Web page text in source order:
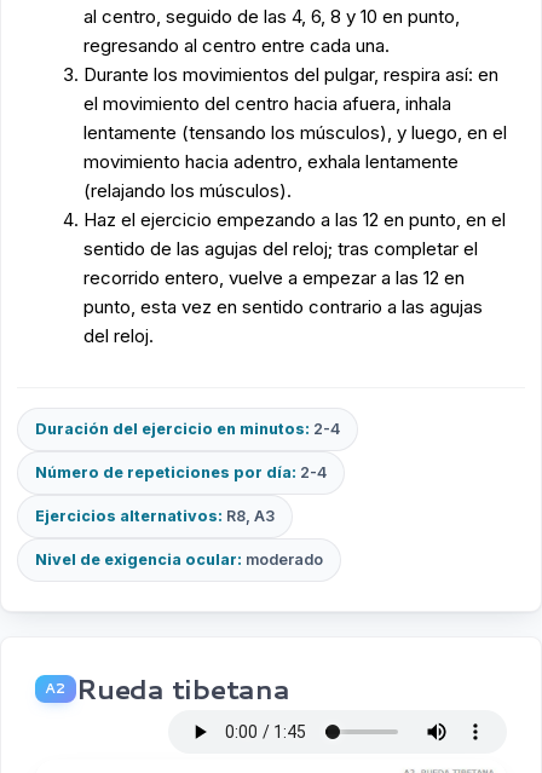
al centro, seguido de las 4, 6, 8 y 10 en punto,
regresando al centro entre cada una.
Durante los movimientos del pulgar, respira así: en
el movimiento del centro hacia afuera, inhala
lentamente (tensando los músculos), y luego, en el
movimiento hacia adentro, exhala lentamente
(relajando los músculos).
Haz el ejercicio empezando a las 12 en punto, en el
sentido de las agujas del reloj; tras completar el
recorrido entero, vuelve a empezar a las 12 en
punto, esta vez en sentido contrario a las agujas
del reloj.
Duración del ejercicio en minutos: 2-4
Número de repeticiones por día: 2-4
Ejercicios alternativos: R8, A3
Nivel de exigencia ocular: moderado
A2 Rueda tibetana